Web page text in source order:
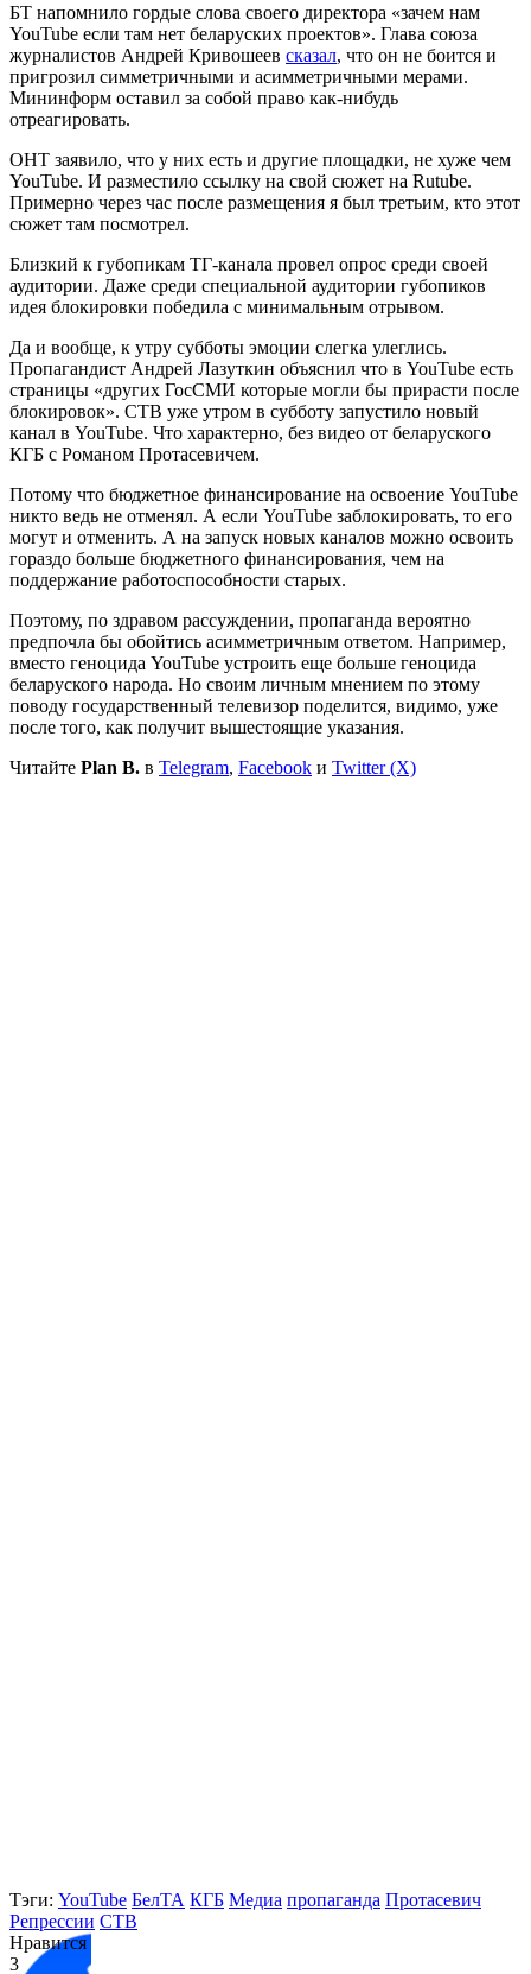
БТ напомнило гордые слова своего директора «зачем нам
YouTube если там нет беларуских проектов». Глава союза
журналистов Андрей Кривошеев сказал, что он не боится и
пригрозил симметричными и асимметричными мерами.
Мининформ оставил за собой право как-нибудь
отреагировать.
ОНТ заявило, что у них есть и другие площадки, не хуже чем
YouTube. И разместило ссылку на свой сюжет на Rutube.
Примерно через час после размещения я был третьим, кто этот
сюжет там посмотрел.
Близкий к губопикам ТГ-канала провел опрос среди своей
аудитории. Даже среди специальной аудитории губопиков
идея блокировки победила с минимальным отрывом.
Да и вообще, к утру субботы эмоции слегка улеглись.
Пропагандист Андрей Лазуткин объяснил что в YouTube есть
страницы «других ГосСМИ которые могли бы прирасти после
блокировок». СТВ уже утром в субботу запустило новый
канал в YouTube. Что характерно, без видео от беларуского
КГБ с Романом Протасевичем.
Потому что бюджетное финансирование на освоение YouTube
никто ведь не отменял. А если YouTube заблокировать, то его
могут и отменить. А на запуск новых каналов можно освоить
гораздо больше бюджетного финансирования, чем на
поддержание работоспособности старых.
Поэтому, по здравом рассуждении, пропаганда вероятно
предпочла бы обойтись асимметричным ответом. Например,
вместо геноцида YouTube устроить еще больше геноцида
беларуского народа. Но своим личным мнением по этому
поводу государственный телевизор поделится, видимо, уже
после того, как получит вышестоящие указания.
Читайте Plan B. в Telegram, Facebook и Twitter (X)
Тэги: YouTube БелТА КГБ Медиа пропаганда Протасевич
Репрессии СТВ
Нравится
3